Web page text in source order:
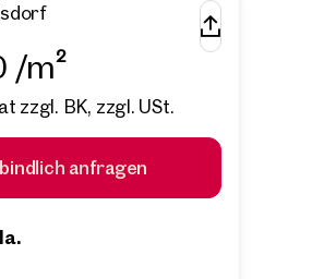
/m²
zzgl. BK, zzgl. USt.
anfragen